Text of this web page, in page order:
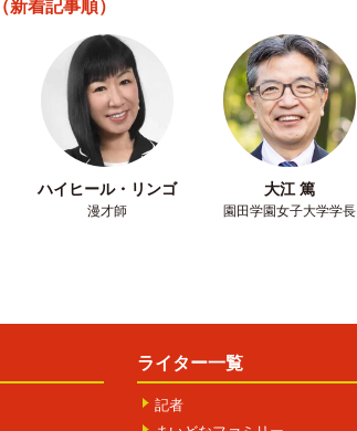
（新着記事順）
ハイヒール・リンゴ
漫才師
大江 篤
園田学園女子大学学長
ライター一覧
記者